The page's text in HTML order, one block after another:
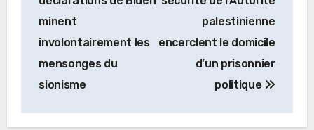
l’article
minent
involontairement les
mensonges du
sionisme
palestinienne
encerclent le domicile
d’un prisonnier
politique